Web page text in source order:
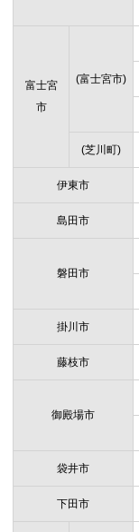
富士宮
市
(富士宮市)
(芝川町)
伊東市
島田市
磐田市
掛川市
藤枝市
御殿場市
袋井市
下田市